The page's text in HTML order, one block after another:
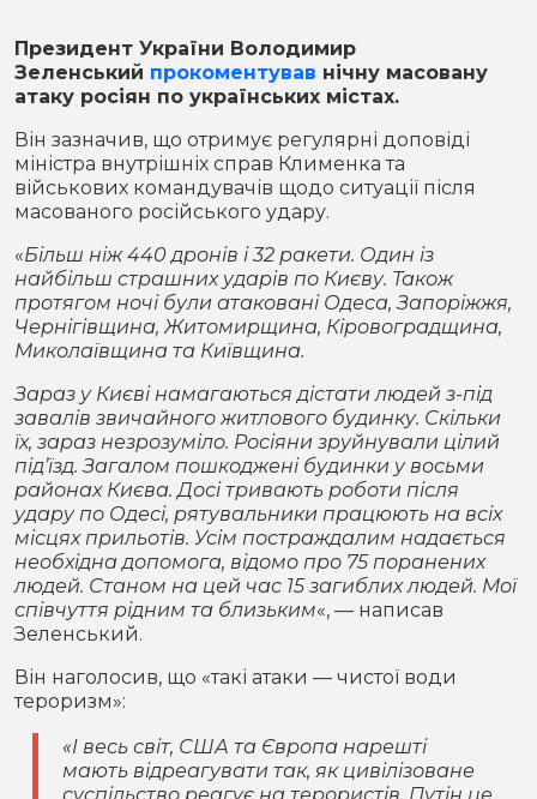
Партнери
Спорт
Футбол
Контакти
Підписатись на нас у Telegram
Президент України Володимир
Зеленський прокоментував нічну масовану
атаку росіян по українських містах.
Він зазначив, що отримує регулярні доповіді
міністра внутрішніх справ Клименка та
військових командувачів щодо ситуації після
масованого російського удару.
«Більш ніж 440 дронів і 32 ракети. Один із
найбільш страшних ударів по Києву. Також
протягом ночі були атаковані Одеса, Запоріжжя,
Чернігівщина, Житомирщина, Кіровоградщина,
Миколаївщина та Київщина.
Зараз у Києві намагаються дістати людей з-під
завалів звичайного житлового будинку. Скільки
їх, зараз незрозуміло. Росіяни зруйнували цілий
підʼїзд. Загалом пошкоджені будинки у восьми
районах Києва. Досі тривають роботи після
удару по Одесі, рятувальники працюють на всіх
місцях прильотів. Усім постраждалим надається
необхідна допомога, відомо про 75 поранених
людей. Станом на цей час 15 загиблих людей. Мої
співчуття рідним та близьким«, — написав
Зеленський.
Він наголосив, що «такі атаки — чистої води
тероризм»:
«І весь світ, США та Європа нарешті
мають відреагувати так, як цивілізоване